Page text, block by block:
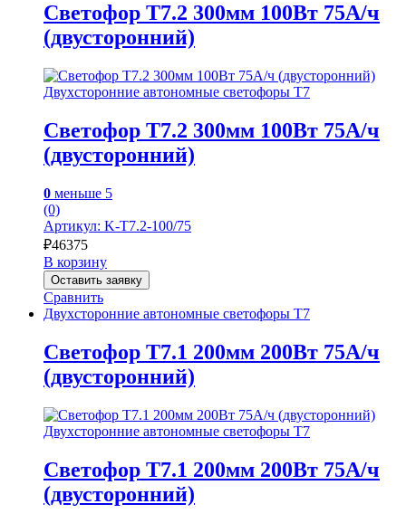
Светофор Т7.2 300мм 100Вт 75А/ч
(двусторонний)
Двухсторонние автономные светофоры Т7
Светофор Т7.2 300мм 100Вт 75А/ч
(двусторонний)
0 меньше 5
(0)
Артикул: K-Т7.2-100/75
₽46375
В корзину
Оставить заявку
Сравнить
Двухсторонние автономные светофоры Т7
Светофор Т7.1 200мм 200Вт 75А/ч
(двусторонний)
Двухсторонние автономные светофоры Т7
Светофор Т7.1 200мм 200Вт 75А/ч
(двусторонний)